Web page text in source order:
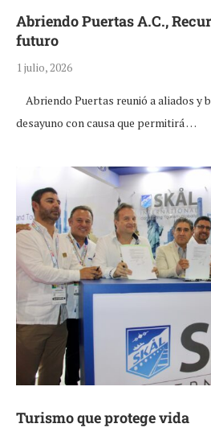
Abriendo Puertas A.C.,
futuro
1 julio, 2026
Abriendo Puertas reunió a aliados y
desayuno con causa que permitirá …
Turismo que protege vida